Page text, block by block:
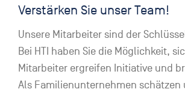
Verstärken Sie unser Team!
Unsere Mitarbeiter sind der
Bei HTI haben Sie die Möglichkeit,
Mitarbeiter ergreifen Initiative und
Als Familienunternehmen